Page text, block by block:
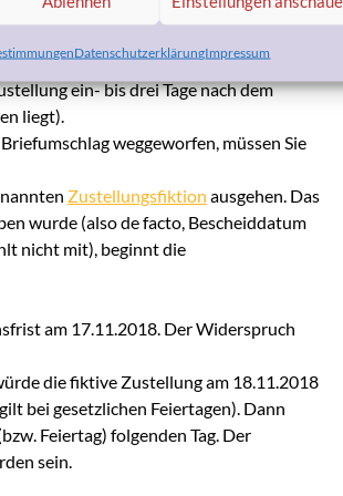
DatenschutzerklärungImpressum
berechnet wird.
wurde, aufbewahren. Zudem sollten
ein- bis drei Tage nach dem
liegt).
weggeworfen, müssen Sie
Zustellungsfiktion ausgehen. Das
wurde (also de facto, Bescheiddatum
nicht mit), beginnt die
am 17.11.2018. Der Widerspruch
die fiktive Zustellung am 18.11.2018
bei gesetzlichen Feiertagen). Dann
Feiertag) folgenden Tag. Der
sein.